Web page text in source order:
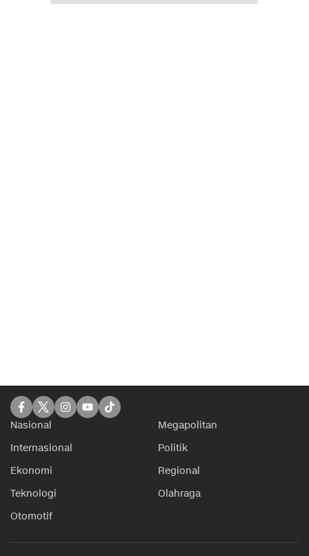
Nasional
Megapolitan
Internasional
Politik
Ekonomi
Regional
Teknologi
Olahraga
Otomotif